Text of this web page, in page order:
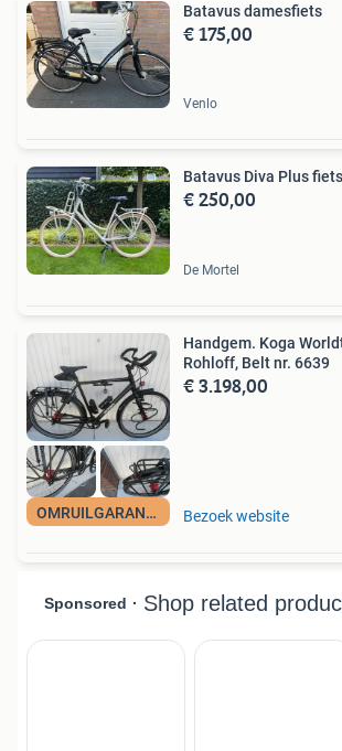
Batavus damesfiets
€ 175,00
Venlo
Batavus Diva Plus fiets
€ 250,00
De Mortel
OMRUILGARANTIE
Handgem. Koga
Rohloff, Belt nr. 6639
€ 3.198,00
Bezoek website